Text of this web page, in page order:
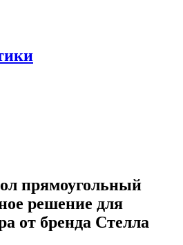
прямоугольный
решение для
от бренда Стелла